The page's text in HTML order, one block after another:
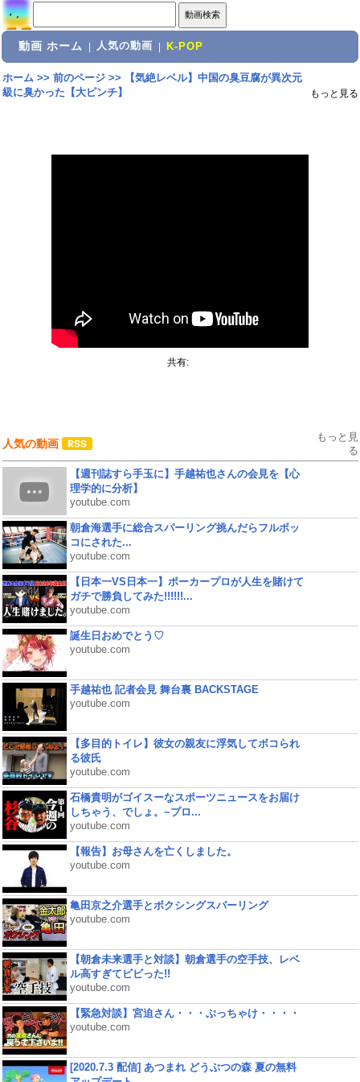
動画 ホーム 人気の動画 K-POP
ホーム>> 前のページ>>
【気絶レベル】中国の臭豆腐が異次元
級に臭かった【大ピンチ】
もっと見る
共有:
人気の動画
もっと見
る
【週刊誌すら手玉に】手越祐也さんの会見を【心
理学的に分析】
youtube.com
朝倉海選手に総合スパーリング挑んだらフルボッ
コにされた...
youtube.com
【日本一VS日本一】ポーカープロが人生を賭けて
ガチで勝負してみた!!!!!!...
youtube.com
誕生日おめでとう♡
youtube.com
手越祐也 記者会見 舞台裏 BACKSTAGE
youtube.com
【多目的トイレ】彼女の親友に浮気してボコられ
る彼氏
youtube.com
石橋貴明がゴイスーなスポーツニュースをお届け
しちゃう、でしょ。~プロ...
youtube.com
【報告】お母さんを亡くしました。
youtube.com
亀田京之介選手とボクシングスパーリング
youtube.com
【朝倉未来選手と対談】朝倉選手の空手技、レベ
ル高すぎてビビった!!
youtube.com
【緊急対談】宮迫さん・・・ぶっちゃけ・・・・
youtube.com
[2020.7.3 配信] あつまれ どうぶつの森 夏の無料